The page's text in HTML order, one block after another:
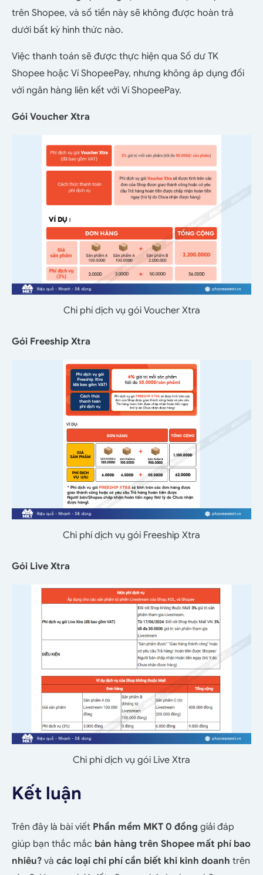
trên Shopee, và số tiền này sẽ không được hoàn trả
dưới bất kỳ hình thức nào.
Việc thanh toán sẽ được thực hiện qua Số dư TK
Shopee hoặc Ví ShopeePay, nhưng không áp dụng đối
với ngân hàng liên kết với Ví ShopeePay.
Gói Voucher Xtra
Chi phí dịch vụ gói Voucher Xtra
Gói Freeship Xtra
Chi phí dịch vụ gói Freeship Xtra
Gói Live Xtra
Chi phí dịch vụ gói Live Xtra
Kết luận
Trên đây là bài viết Phần mềm MKT 0 đồng giải đáp
giúp bạn thắc mắc bán hàng trên Shopee mất phí bao
nhiêu? và các loại chi phí cần biết khi kinh doanh trên